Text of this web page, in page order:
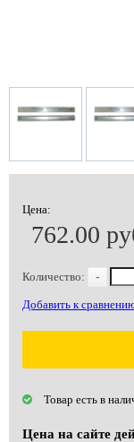
Цена:
762.00
Количество: -
Добавить к
Товар есть в
Цена на сайте